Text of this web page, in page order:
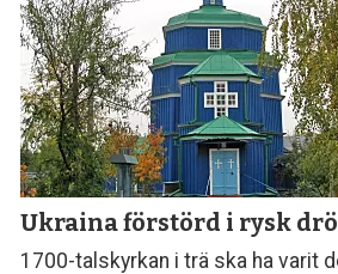
Ukraina förstörd i rysk
1700-talskyrkan i trä ska ha varit